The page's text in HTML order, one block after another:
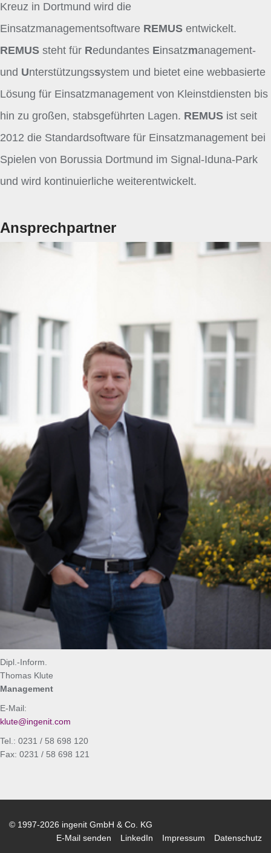
Kreuz in Dortmund wird die
Einsatzmanagementsoftware REMUS entwickelt.
REMUS steht für Redundantes Einsatzmanagement-
und Unterstützungssystem und bietet eine webbasierte
Lösung für Einsatzmanagement von Kleinstdiensten bis
hin zu großen, stabsgeführten Lagen. REMUS ist seit
2012 die Standardsoftware für Einsatzmanagement bei
Spielen von Borussia Dortmund im Signal-Iduna-Park
und wird kontinuierliche weiterentwickelt.
Ansprechpartner
Dipl.-Inform.
Thomas Klute
Management
E-Mail:
klute@ingenit.com
Tel.: 0231 / 58 698 120
Fax: 0231 / 58 698 121
© 1997-2026 ingenit GmbH & Co. KG
E-Mail senden
LinkedIn Impressum Datenschutz